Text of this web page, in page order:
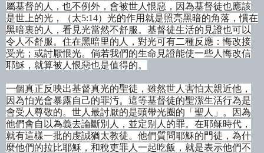
屬基督的人，也不例外，會被世人恨惡，因為基督徒也應該
是世上的光，（太5:14）光的作用就是照亮黑暗的角落，慣在
黑暗裏的人，看見光當然不舒服。基督徒生活的見證也可以
令人不舒服。住在黑暗里的人，對光可有二種反應：悔改接
受光；或討厭恨光。倘若我們的生命見證能使一些人悔改信
耶穌，就算被人恨惡也是值得的。
一個真正反映出基督真光的聖徒，雖然世人害怕太親近他，
因為怕光會暴露自己的罪汚。這等基督徒的聖潔生活行為是
會受人尊敬的。 世人最討厭的是頭帶光圈的「聖人」。
因為
他們會自以為義去論斷別人，並定别人的罪。在耶稣時代 ，
就有這樣一批的虔誠猶太教徒。他們質問耶穌的門徒，為什
麼他們的拉比耶穌，和稅吏罪人一起吃飯 ，就是表示他們不